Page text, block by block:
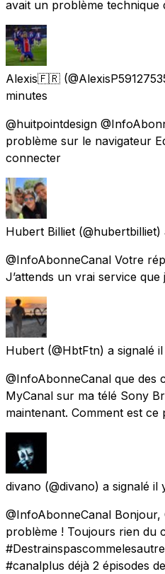
avait un problème technique
Alexis🇫🇷
minutes
@huitpointdesign
problème sur le navigateur
connecter
Hubert Billiet (@hubertbilliet)
@InfoAbonneCanal Votre
J’attends un vrai service que
Hubert (@HbtFtn) a signalé
@InfoAbonneCanal que
MyCanal sur ma télé Sony
maintenant. Comment est ce
divano (@divano) a signalé il
@InfoAbonneCanal Bonjour,
problème ! Toujours rien du
#canalplus déjà 2 épisodes